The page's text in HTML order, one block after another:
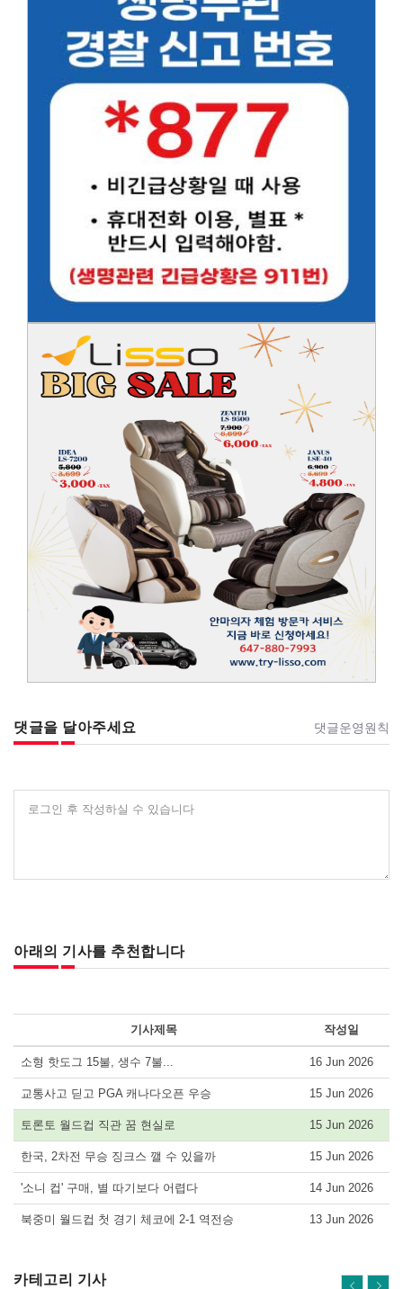
댓글을 달아주세요 댓글운영원칙
로그인 후 작성하실 수 있습니다
아래의 기사를 추천합니다
기사제목 작성일
소형 핫도그 15불, 생수 7불... 16 Jun 2026
교통사고 딛고 PGA 캐나다오픈 우승 15 Jun 2026
토론토 월드컵 직관 꿈 현실로 15 Jun 2026
한국, 2차전 무승 징크스 깰 수 있을까 15 Jun 2026
'소니 컵' 구매, 별 따기보다 어렵다 14 Jun 2026
북중미 월드컵 첫 경기 체코에 2-1 역전승 13 Jun 2026
카테고리 기사